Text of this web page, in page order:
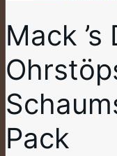
Mack
Pack